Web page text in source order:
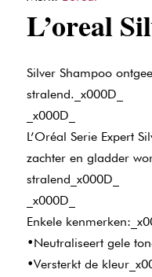
L’oreal
Silver Shampoo
stralend._x000D_
_x000D_
L’Oréal Serie Expert
zachter en gladder
stralend_x000D_
_x000D_
Enkele
•Neutraliseert gele
•Versterkt de